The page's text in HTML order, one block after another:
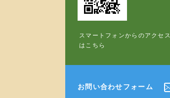
スマートフォンからのアクセス
はこちら
お問い合わせフォーム